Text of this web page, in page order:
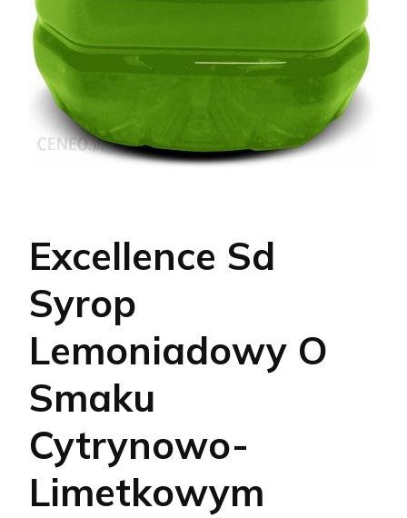
Excellence Sd
Syrop
Lemoniadowy O
Smaku
Cytrynowo-
Limetkowym